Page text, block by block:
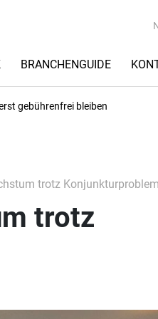
BRANCHENGUIDE
gebührenfrei bleiben
trotz
trotz